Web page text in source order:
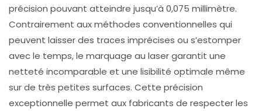
précision pouvant atteindre jusqu’à 0,075 millimètre.
Contrairement aux méthodes conventionnelles qui
peuvent laisser des traces imprécises ou s’estomper
avec le temps, le marquage au laser garantit une
netteté incomparable et une lisibilité optimale même
sur de très petites surfaces. Cette précision
exceptionnelle permet aux fabricants de respecter les